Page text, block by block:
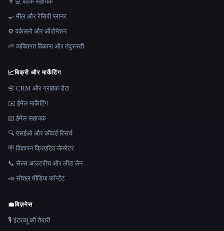
🍳 मील और रेसिपी प्लानर
⚙️ वर्कफ़्लो और ऑटोमेशन
🌱 व्यक्तिगत विकास और तंदुरुस्ती
📈बिक्री और मार्केटिंग
📇 CRM और ग्राहक डेटा
✉️ ईमेल मार्केटिंग
📧 ईमेल सहायक
🔍 एसईओ और कीवर्ड रिसर्च
🪧 विज्ञापन क्रिएटिव जेनरेटर
📞 सेल्स आउटरीच और लीड जेन
📣 सोशल मीडिया कॉन्टेंट
💼बिज़नेस
🎙️ इंटरव्यू की तैयारी